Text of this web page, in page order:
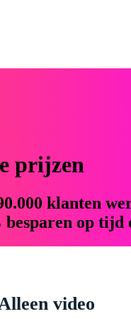
prijzen
klanten
op tijd
video